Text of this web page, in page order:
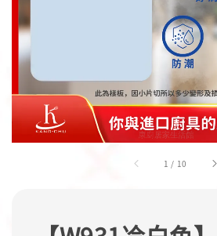
1 / 10